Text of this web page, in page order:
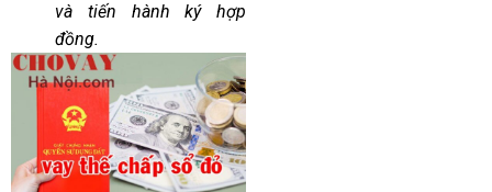
và tiến hành ký hợp
đồng.